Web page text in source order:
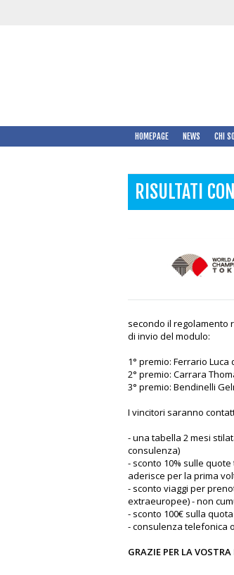
HOMEPAGE NEWS CHI
RISULTATI
secondo il regolamento
di invio del modulo:
1° premio: Ferrario
2° premio: Carrara
3° premio: Bendinelli
I vincitori saranno
- una tabella 2 mesi
consulenza)
- sconto 10% sulle
aderisce per la prima
- sconto viaggi per
extraeuropee) - non
- sconto 100€ sulla
- consulenza telefonica
GRAZIE PER LA